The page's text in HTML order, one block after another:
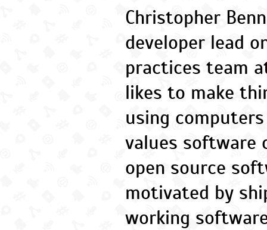
Christopher
developer lead
practices team
likes to make
using
values software
open source
motivated by
working